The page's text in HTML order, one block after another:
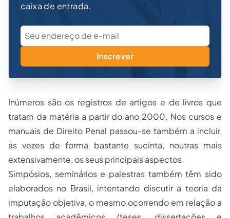
caixa de entrada.
Inscrever
Inúmeros são os registros de artigos e de livros que
tratam da matéria a partir do ano 2000. Nos cursos e
manuais de Direito Penal passou-se também a incluir,
às vezes de forma bastante sucinta, noutras mais
extensivamente, os seus principais aspectos.
Simpósios, seminários e palestras também têm sido
elaborados no Brasil, intentando discutir a teoria da
imputação objetiva, o mesmo ocorrendo em relação a